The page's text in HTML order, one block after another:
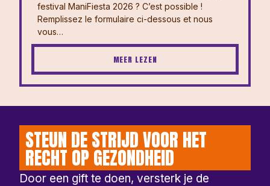
festival ManiFiesta 2026 ? ⁠⁠C’est possible !
Remplissez le formulaire ci-dessous et nous
vous…
MEER LEZEN
STEUN DE STRIJD VOOR HET
RECHT OP GEZONDHEID
Door een gift te doen, versterk je de